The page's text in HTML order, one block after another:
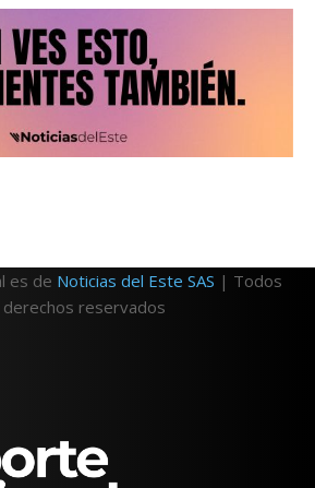
es de Noticias del Este SAS | Todos
derechos reservados